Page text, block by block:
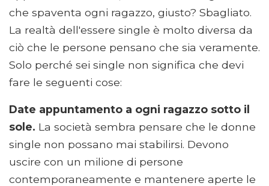
che spaventa ogni ragazzo, giusto? Sbagliato.
La realtà dell'essere single è molto diversa da
ciò che le persone pensano che sia veramente.
Solo perché sei single non significa che devi
fare le seguenti cose:
Date appuntamento a ogni ragazzo sotto il
sole. La società sembra pensare che le donne
single non possano mai stabilirsi. Devono
uscire con un milione di persone
contemporaneamente e mantenere aperte le